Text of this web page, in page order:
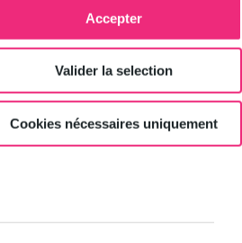
Accepter
Valider la selection
Cookies nécessaires uniquement